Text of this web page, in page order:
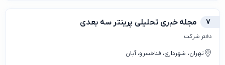
7 مجله خبری تحلیلی پرینتر سه بعدی
دفتر شرکت
تهران، شهرداری، فناخسرو، آبان